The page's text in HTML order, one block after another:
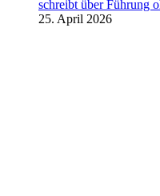
schreibt über Führung
25. April 2026